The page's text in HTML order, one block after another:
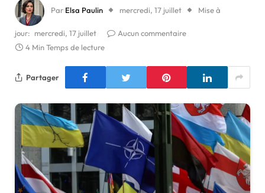
Par Elsa Paulin mercredi, 17 juillet Mise à
jour: mercredi, 17 juillet
Aucun commentaire
4 Min Temps de lecture
Partager